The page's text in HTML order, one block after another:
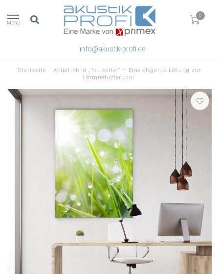
MENU
0
info@akustik-profi.de
Startseite
Akustikbild „Tauwetter“ – Eine elegante Lösung zur
Lärmreduzierung!